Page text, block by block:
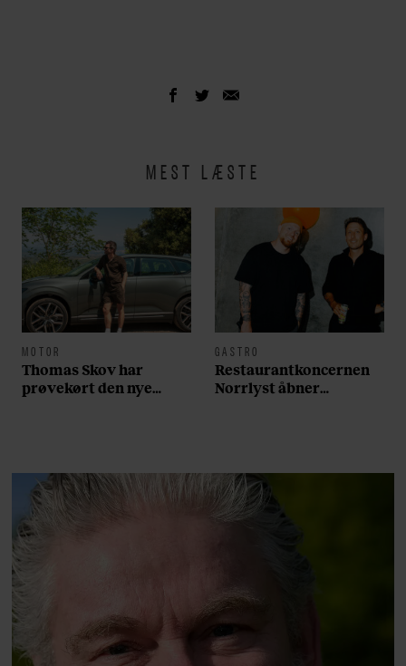
MEST LÆSTE
MOTOR
Thomas Skov har
prøvekørt den nye
GASTRO
Restaurantkoncernen
Norrlyst åbner